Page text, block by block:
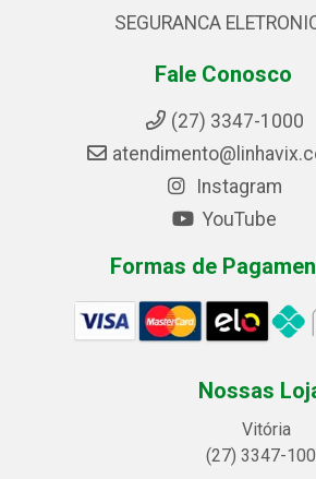
SEGURANCA
Fale Conosco
(27) 3347-1000
Instagram
YouTube
Formas de
Nossas
Vitória
(27) 3347-